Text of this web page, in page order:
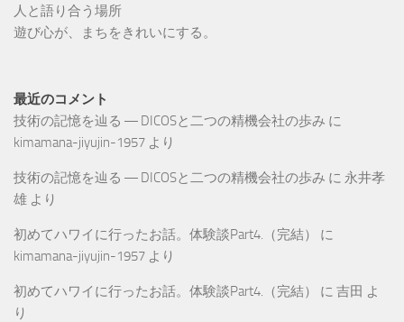
人と語り合う場所
遊び心が、まちをきれいにする。
最近のコメント
技術の記憶を辿る ― DICOSと二つの精機会社の歩み に
kimamana-jiyujin-1957 より
技術の記憶を辿る ― DICOSと二つの精機会社の歩み に 永井孝
雄 より
初めてハワイに行ったお話。体験談Part4.（完結）
に
kimamana-jiyujin-1957 より
初めてハワイに行ったお話。体験談Part4.（完結） に 吉田 よ
り